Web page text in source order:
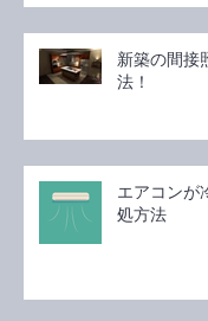
新築の間接
法！
エアコンが
処方法